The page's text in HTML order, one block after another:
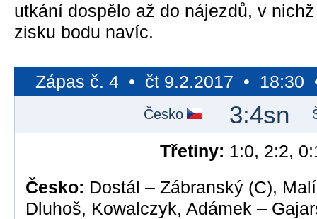
utkání dospělo až do nájezdů, v
zisku bodu navíc.
Zápas č. 4 • čt 9.2.2017 •
Česko 3:4sn
Třetiny: 1:0, 2:2,
Česko: Dostál – Zábranský (C),
Dluhoš, Kowalczyk, Adámek –